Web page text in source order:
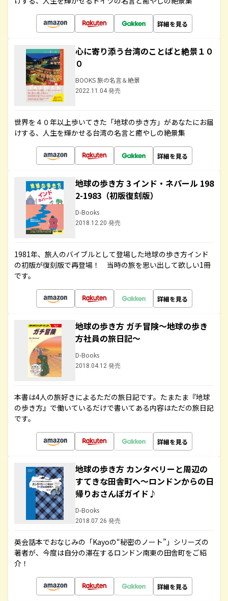
詳細を見る
心に寄り添う台湾のことばと絶景１０
０
BOOKS 旅の名言＆絶景
2022.11.04 発売
世界を４０年以上歩いてきた「地球の歩き方」があなたにお届
けする、人生を輝かせる台湾の名言と癒やしの絶景集
詳細を見る
地球の歩き方 3 インド・ネパール 198
2-1983（初版復刻版）
D-Books
2018.12.20 発売
1981年、旅人のバイブルとして登場した地球の歩き方インド
の初版が復刻版で再登場！ 当時の旅を思い出して欲しい1冊
です。
詳細を見る
地球の歩き方 ガチ冒険～地球の歩き
方社員の旅日記～
D-Books
2018.04.12 発売
本書は4人の旅好きによるただの旅日記です。たまたま『地球
の歩き方』で働いているだけで書いてある内容はただの旅日記
です。
詳細を見る
地球の歩き方 カンタベリーと周辺の
すてきな田舎町へ～ロンドンからの日
帰りおさんぽガイド♪
D-Books
2018.07.26 発売
英会話本でおなじみの「Kayoの“秘密のノート”」シリーズの
著者が、今度は自分の滞在するロンドン南東の田舎町をご紹
介！
詳細を見る